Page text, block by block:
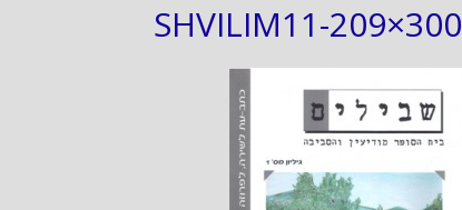
SHVILIM11-209×300